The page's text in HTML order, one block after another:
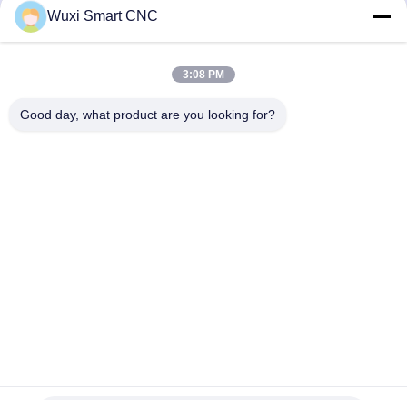
Wuxi Smart CNC
3:08 PM
Good day, what product are you looking for?